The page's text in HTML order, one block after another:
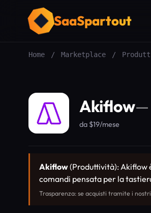
SaaSpartout
Home / Marketplace /
Akiflow—
da $19/mese
Akiflow(Produttività): Akiflow
comandi pensata per la
Trasparenza: se acquisti tramite i